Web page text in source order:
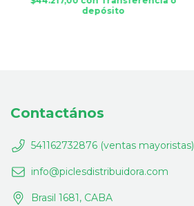
depósito
Contactános
541162732876 (ventas mayoristas)
info@piclesdistribuidora.com
Brasil 1681, CABA